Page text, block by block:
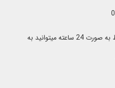
در صورت ایراد یا اشغال خطوط به صورت 24 ساعته میتوانید به